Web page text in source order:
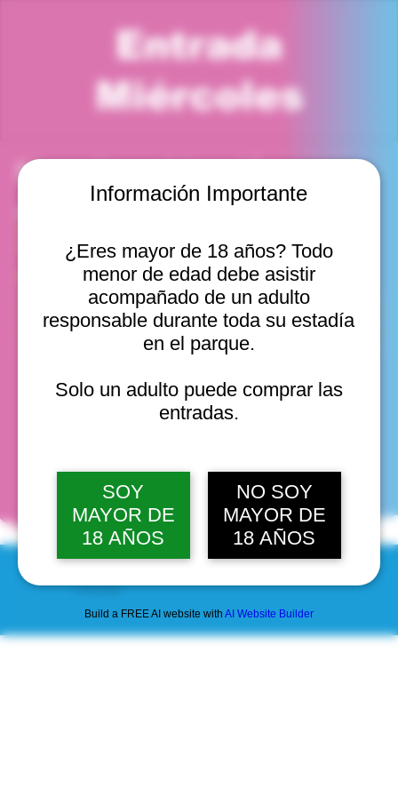
Información Importante
¿Eres mayor de 18 años? Todo
menor de edad debe asistir
acompañado de un adulto
responsable durante toda su estadía
en el parque.
Solo un adulto puede comprar las
entradas.
SOY
MAYOR DE
18 AÑOS
NO SOY
MAYOR DE
18 AÑOS
Build a FREE AI website with AI Website Builder
Entrada
Miércoles
Horario y ubicación
Valparaíso, Chile
Otras fechas
mié, 12 ago, 10:00 a. m.
mié, 12 ago, 11:00 a. m.
mié, 12 ago, 12:00 p. m.
Ver 20
fechas